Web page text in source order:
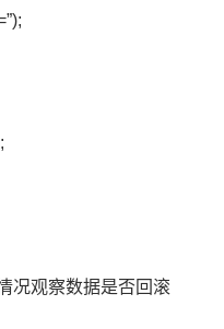
况观察数据是否回滚